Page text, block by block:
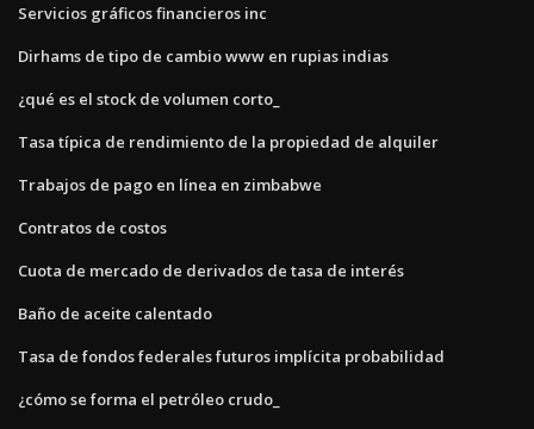
Servicios gráficos financieros inc
Dirhams de tipo de cambio www en rupias indias
¿qué es el stock de volumen corto_
Tasa típica de rendimiento de la propiedad de alquiler
Trabajos de pago en línea en zimbabwe
Contratos de costos
Cuota de mercado de derivados de tasa de interés
Baño de aceite calentado
Tasa de fondos federales futuros implícita probabilidad
¿cómo se forma el petróleo crudo_